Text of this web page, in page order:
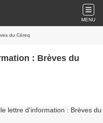
MENU
du Céreq
: Brèves du